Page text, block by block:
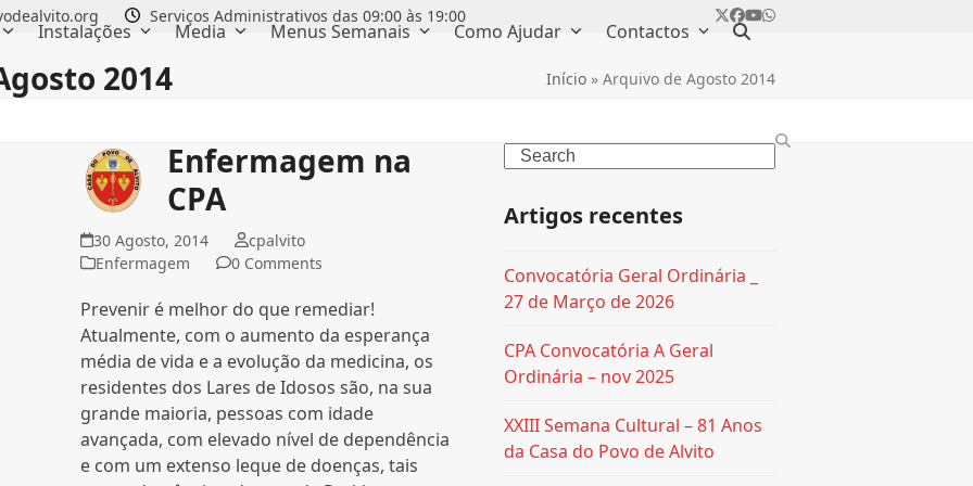
Serviços Administrativos das 09:00 às 19:00 Twitter
Facebook
YouTube
Whatsapp
Instalações Media Menus Semanais Como Ajudar Contactos
2014 Início » Arquivo de Agosto 2014
Enfermagem na
CPA
30 Agosto, 2014
cpalvito
Enfermagem
0 Comments
Prevenir é melhor do que remediar!
Atualmente, com o aumento da esperança
média de vida e a evolução da medicina, os
residentes dos Lares de Idosos são, na sua
grande maioria, pessoas com idade
avançada, com elevado nível de dependência
e com um extenso leque de doenças, tais
Search
Artigos recentes
Convocatória Geral Ordinária _
27 de Março de 2026
CPA Convocatória A Geral
Ordinária – nov 2025
XXIII Semana Cultural – 81 Anos
da Casa do Povo de Alvito